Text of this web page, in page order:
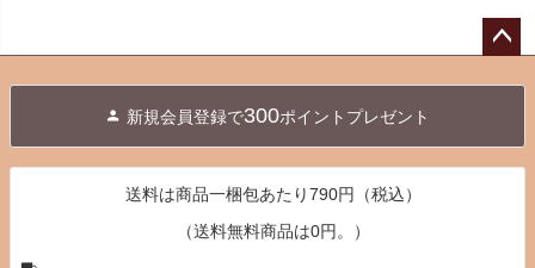
へ
新規会員登録で300ポイントプレゼント
送料は商品一梱包あたり790円（税込）
（送料無料商品は0円。）